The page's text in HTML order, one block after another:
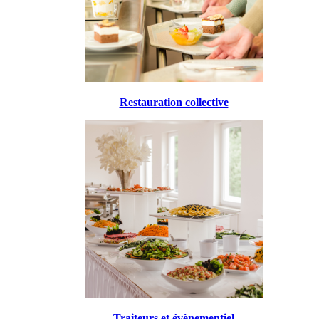
Restauration collective